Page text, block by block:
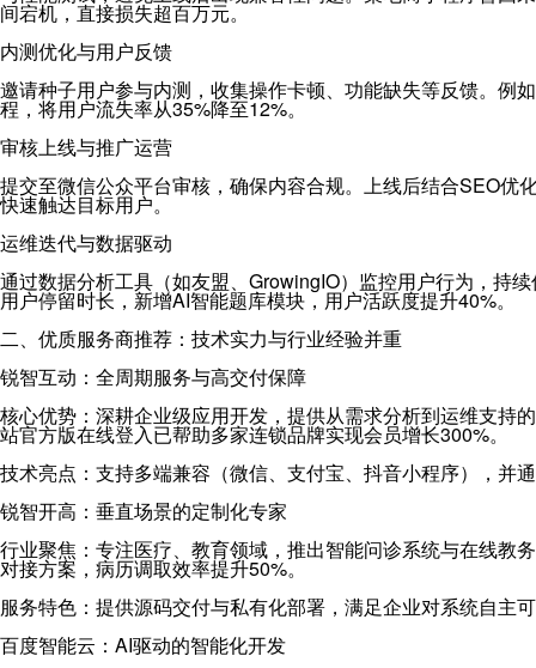
间宕机，直接损失超百万元。
内测优化与用户反馈
邀请种子用户参与内测，收集操作卡顿、功能缺失等反馈。例
程，将用户流失率从35%降至12%。
审核上线与推广运营
提交至微信公众平台审核，确保内容合规。上线后结合SEO优
快速触达目标用户。
运维迭代与数据驱动
通过数据分析工具（如友盟、GrowingIO）监控用户行为，持
用户停留时长，新增AI智能题库模块，用户活跃度提升40%。
二、优质服务商推荐：技术实力与行业经验并重
锐智互动：全周期服务与高交付保障
核心优势：深耕企业级应用开发，提供从需求分析到运维支持
站官方版在线登入已帮助多家连锁品牌实现会员增长300%。
技术亮点：支持多端兼容（微信、支付宝、抖音小程序），并
锐智开高：垂直场景的定制化专家
行业聚焦：专注医疗、教育领域，推出智能问诊系统与在线教
对接方案，病历调取效率提升50%。
服务特色：提供源码交付与私有化部署，满足企业对系统自主
百度智能云：AI驱动的智能化开发